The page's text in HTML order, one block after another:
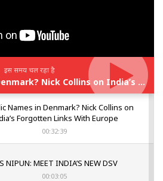
इस समय चल रहा है
Rigvedic Names in Denmark? Nick Collins on India’s Forgotten Links With Europe
Names in Denmark? Nick Collins on
Forgotten Links With Europe
00:32:39
NIPUN: MEET INDIA’S NEW DSV
00:03:05